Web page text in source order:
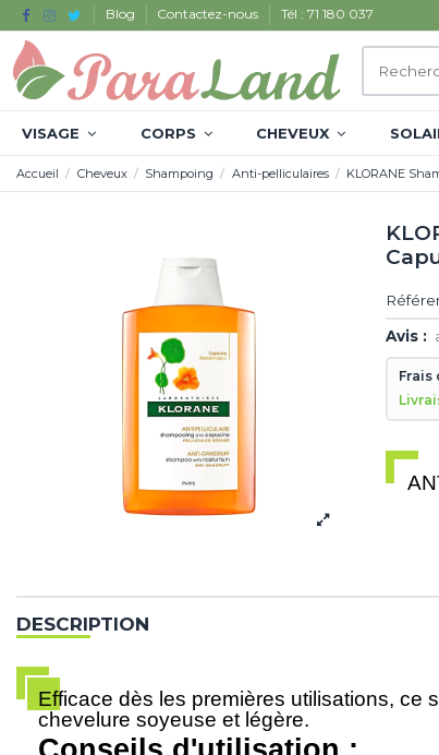
Blog Contactez-nous Tél : 71 180 037
VISAGE CORPS CHEVEUX
Accueil Cheveux Shampoing Anti-pelliculaires KLORANE
Avis :
Frais
DESCRIPTION
Efficace dès les premières utilisations, ce
chevelure soyeuse et légère.